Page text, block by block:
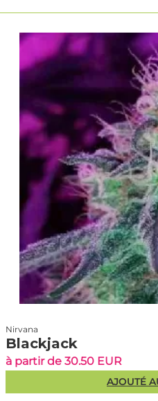
Nirvana
Blackjack
à partir de 30.50 EUR
AJOUTÉ